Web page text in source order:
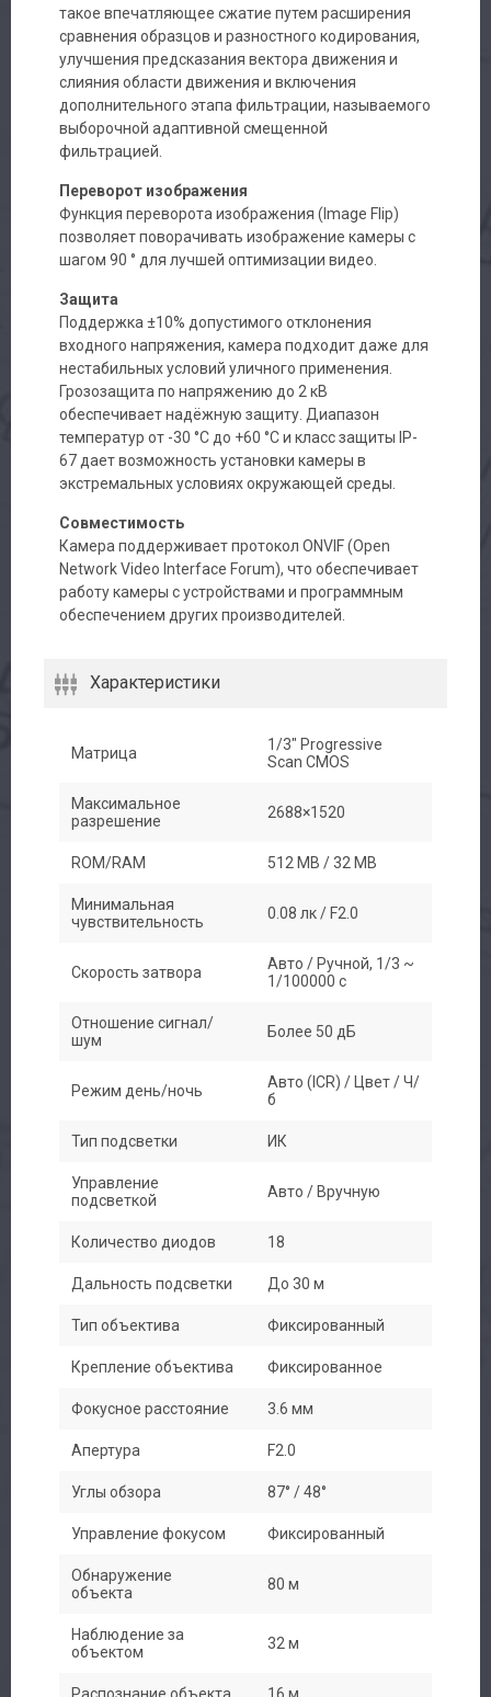
такое впечатляющее сжатие путем расширения
сравнения образцов и разностного кодирования,
улучшения предсказания вектора движения и
слияния области движения и включения
дополнительного этапа фильтрации, называемого
выборочной адаптивной смещенной
фильтрацией.
Переворот изображения
Функция переворота изображения (Image Flip)
позволяет поворачивать изображение камеры с
шагом 90 ° для лучшей оптимизации видео.
Защита
Поддержка ±10% допустимого отклонения
входного напряжения, камера подходит даже для
нестабильных условий уличного применения.
Грозозащита по напряжению до 2 кВ
обеспечивает надёжную защиту. Диапазон
температур от -30 °C до +60 °C и класс защиты IP-
67 дает возможность установки камеры в
экстремальных условиях окружающей среды.
Совместимость
Камера поддерживает протокол ONVIF (Open
Network Video Interface Forum), что обеспечивает
работу камеры с устройствами и программным
обеспечением других производителей.
Характеристики
Матрица
1/3" Progressive
Scan CMOS
Максимальное
разрешение
2688×1520
ROM/RAM 512 MB / 32 MB
Минимальная
чувствительность
0.08 лк / F2.0
Скорость затвора
Авто / Ручной, 1/3 ~
1/100000 с
Отношение сигнал/
шум
Более 50 дБ
Режим день/ночь
Авто (ICR) / Цвет / Ч/
б
Тип подсветки ИК
Управление
подсветкой
Авто / Вручную
Количество диодов 18
Дальность подсветки До 30 м
Тип объектива Фиксированный
Крепление объектива Фиксированное
Фокусное расстояние 3.6 мм
Апертура F2.0
Углы обзора 87° / 48°
Управление фокусом Фиксированный
Обнаружение
объекта
80 м
Наблюдение за
объектом
32 м
Распознание объекта 16 м